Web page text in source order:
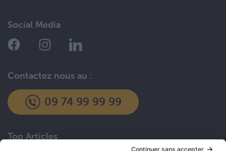
Social Media
Contactez nous au :
09 74 99 99 99
Top Articles